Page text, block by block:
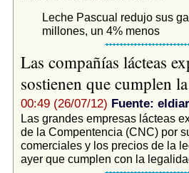
Leche Pascual redujo sus
millones, un 4% menos
Las compañías lácteas
sostienen que cumplen
00:49 (26/07/12) Fuente:
Las grandes empresas lácteas
de la Compentencia (CNC) por
comerciales y los precios de la
ayer que cumplen con la